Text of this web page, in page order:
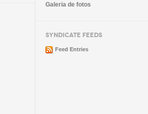
Galeria de fotos
SYNDICATE FEEDS
Feed Entries